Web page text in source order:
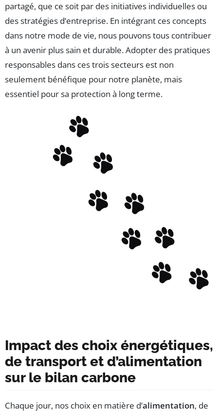
partagé, que ce soit par des initiatives individuelles ou
des stratégies d’entreprise. En intégrant ces concepts
dans notre mode de vie, nous pouvons tous contribuer
à un avenir plus sain et durable. Adopter des pratiques
responsables dans ces trois secteurs est non
seulement bénéfique pour notre planète, mais
essentiel pour sa protection à long terme.
Impact des choix énergétiques,
de transport et d’alimentation
sur le bilan carbone
Chaque jour, nos choix en matière d’alimentation, de